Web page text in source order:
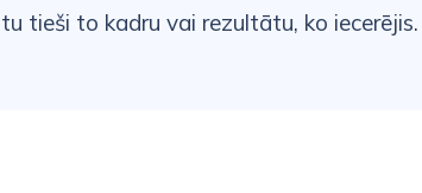
tieši to kadru vai rezultātu, ko